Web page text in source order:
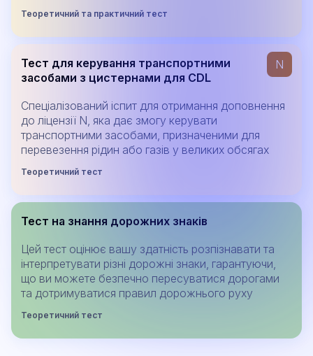
Теоретичний та практичний тест
Тест для керування транспортними
засобами з цистернами для CDL
N
Спеціалізований іспит для отримання доповнення
до ліцензії N, яка дає змогу керувати
транспортними засобами, призначеними для
перевезення рідин або газів у великих обсягах
Теоретичний тест
Тест на знання дорожних знаків
Цей тест оцінює вашу здатність розпізнавати та
інтерпретувати різні дорожні знаки, гарантуючи,
що ви можете безпечно пересуватися дорогами
та дотримуватися правил дорожнього руху
Теоретичний тест